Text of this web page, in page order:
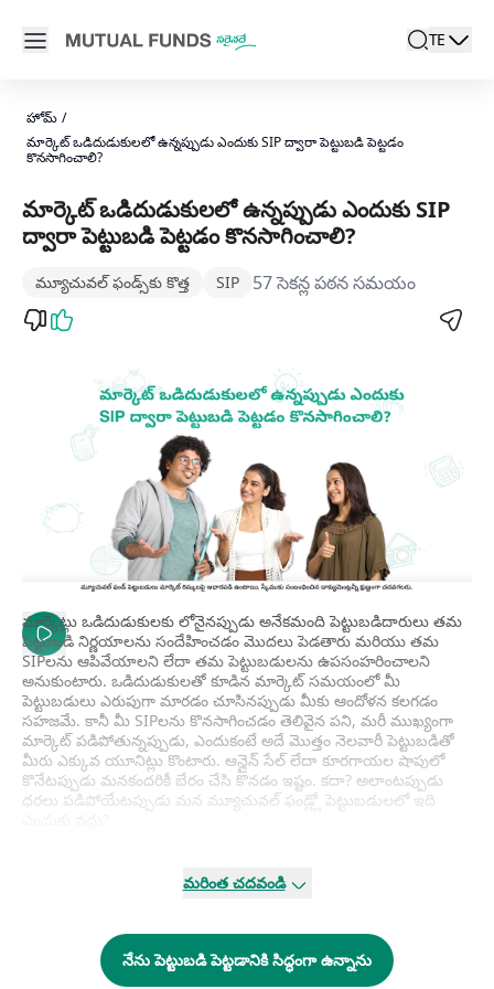
Open main menu
search
Locale
TE
active
హోమ్ /
మార్కెట్ ఒడిదుడుకులలో ఉన్నప్పుడు ఎందుకు SIP ద్వారా పెట్టుబడి పెట్టడం
కొనసాగించాలి?
మార్కెట్ ఒడిదుడుకులలో ఉన్నప్పుడు ఎందుకు SIP
ద్వారా పెట్టుబడి పెట్టడం కొనసాగించాలి?
మ్యూచువల్ ఫండ్స్‌కు కొత్త SIP 57 సెకన్ల పఠన సమయం
మార్కెట్లు ఒడిదుడుకులకు లోనైనప్పుడు అనేకమంది పెట్టుబడిదారులు తమ
పెట్టుబడి నిర్ణయాలను సందేహించడం మొదలు పెడతారు మరియు తమ
SIPలను ఆపివేయాలని లేదా తమ పెట్టుబడులను ఉపసంహరించాలని
అనుకుంటారు. ఒడిదుడుకులతో కూడిన మార్కెట్ సమయంలో మీ
పెట్టుబడులు ఎరుపుగా మారడం చూసినప్పుడు మీకు ఆందోళన కలగడం
సహజమే. కానీ మీ SIPలను కొనసాగించడం తెలివైన పని, మరీ ముఖ్యంగా
మార్కెట్ పడిపోతున్నప్పుడు, ఎందుకంటే అదే మొత్తం నెలవారీ పెట్టుబడితో
మీరు ఎక్కువ యూనిట్లు కొంటారు. ఆన్లైన్ సేల్ లేదా కూరగాయల షాపులో
కొనేటప్పుడు మనకందరికీ బేరం చేసి కొనడం ఇష్టం. కదా? అలాంటప్పుడు
ధరలు పడిపోయేటప్పుడు మన మ్యూచువల్ ఫండ్ల్లో పెట్టుబడులలో ఇది
అందకుండా ఉంటాయి. మార్కెట్ పడిపోతున్నప్పుడు ఏక మొత్తంలో ఎప్పుడు
మార్కెట్ పెరిగినప్పుడు ఎప్పుడు అమ్మాలో మీరు ఖచ్చితంగా నిర్ణయించలేరు,
ఎందుకంటే మీరు అమ్మిన తర్వాత మార్కెట్ ఇంకా పెరగవచ్చు. మీరు
మార్కెట్ను పట్టుకోవాలని ప్రయత్నిస్తే మీరు పూర్తిగా నిరాశకు లోనవుతారు
మరింత చదవండి
నేను పెట్టుబడి పెట్టడానికి సిద్ధంగా ఉన్నాను